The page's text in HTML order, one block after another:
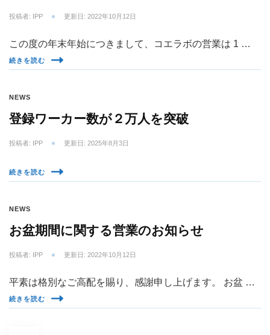
投稿者: IPP 更新日: 2022年10月12日
この度の年末年始につきまして、コエラボの営業は 1 …
続きを読む
NEWS
登録ワーカー数が２万人を突破
投稿者: IPP 更新日: 2025年8月3日
続きを読む
NEWS
お盆期間に関する営業のお知らせ
投稿者: IPP 更新日: 2022年10月12日
平素は格別なご高配を賜り、感謝申し上げます。 お盆 …
続きを読む